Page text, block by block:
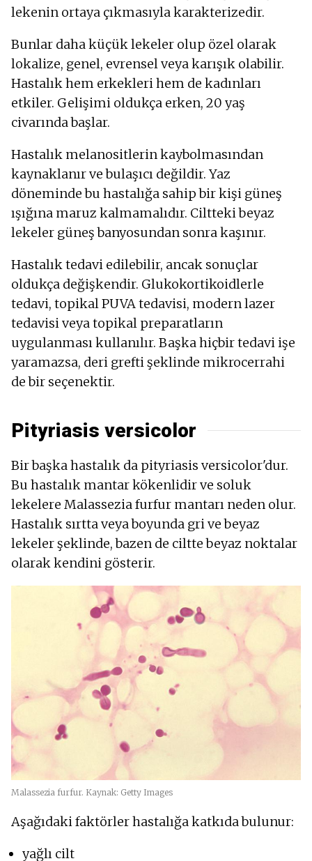
lekenin ortaya çıkmasıyla karakterizedir.
Bunlar daha küçük lekeler olup özel olarak
lokalize, genel, evrensel veya karışık olabilir.
Hastalık hem erkekleri hem de kadınları
etkiler. Gelişimi oldukça erken, 20 yaş
civarında başlar.
Hastalık melanositlerin kaybolmasından
kaynaklanır ve bulaşıcı değildir. Yaz
döneminde bu hastalığa sahip bir kişi güneş
ışığına maruz kalmamalıdır. Ciltteki beyaz
lekeler güneş banyosundan sonra kaşınır.
Hastalık tedavi edilebilir, ancak sonuçlar
oldukça değişkendir. Glukokortikoidlerle
tedavi, topikal PUVA tedavisi, modern lazer
tedavisi veya topikal preparatların
uygulanması kullanılır. Başka hiçbir tedavi işe
yaramazsa, deri grefti şeklinde mikrocerrahi
de bir seçenektir.
Pityriasis versicolor
Bir başka hastalık da pityriasis versicolor'dur.
Bu hastalık mantar kökenlidir ve soluk
lekelere Malassezia furfur mantarı neden olur.
Hastalık sırtta veya boyunda gri ve beyaz
lekeler şeklinde, bazen de ciltte beyaz noktalar
olarak kendini gösterir.
Malassezia furfur. Kaynak: Getty Images
Aşağıdaki faktörler hastalığa katkıda bulunur:
yağlı cilt